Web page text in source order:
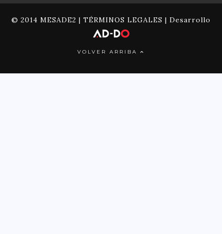
© 2014 MESADE2 | TÉRMINOS LEGALES | Desarrollo
VOLVER ARRIBA